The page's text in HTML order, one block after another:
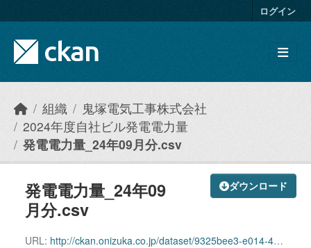
ログイン
組織
鬼塚電気工事株式会社
2024年度自社ビル発電電力量
発電電力量_24年09月分.csv
ダウンロード
発電電力量_24年09
月分.csv
URL: http://ckan.onizuka.co.jp/dataset/9325bee3-e014-44fd-a62b-cc48ab73e947/resource/a3a53592-df03-4230-a235-60f7887729b3/download/power_2409.csv